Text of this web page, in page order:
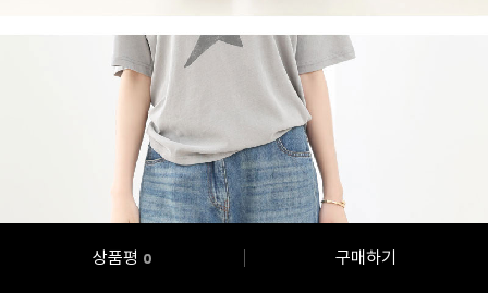
상품평 0 구매하기